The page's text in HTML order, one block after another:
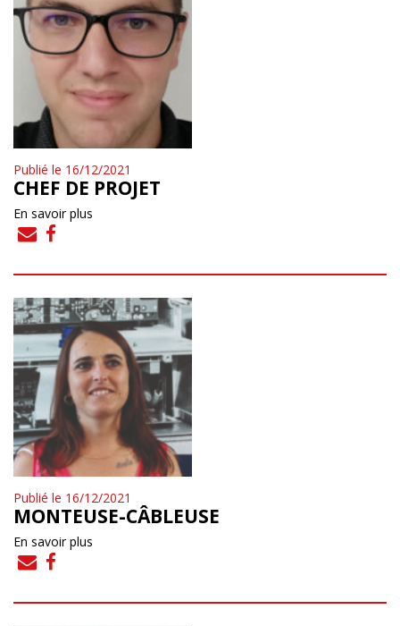
Publié le 16/12/2021
CHEF DE PROJET
En savoir plus
Publié le 16/12/2021
MONTEUSE-CÂBLEUSE
En savoir plus